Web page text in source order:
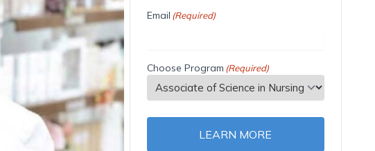
Email (Required)
Choose Program (Required)
LEARN MORE